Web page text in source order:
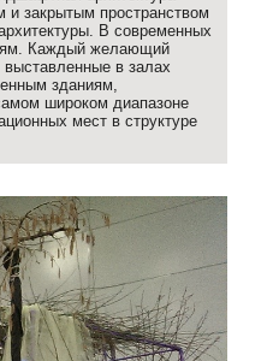
закрытым пространством
В современных
Каждый желающий
в залах
зданиям,
широком диапазоне
мест в структуре